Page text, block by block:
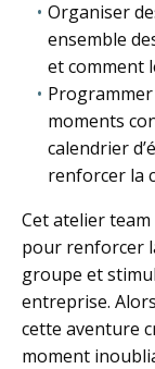
Organiser
ensemble
et comment
moments
calendrier
renforcer la
Cet atelier
pour renforcer
groupe et
entreprise.
cette aventure
moment